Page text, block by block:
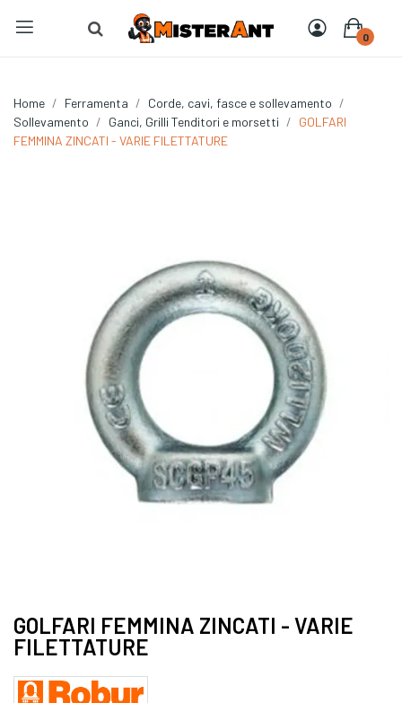
0
Home Ferramenta
Corde, cavi, fasce e sollevamento
Sollevamento
Ganci, Grilli Tenditori e morsetti
GOLFARI
FEMMINA ZINCATI - VARIE FILETTATURE
GOLFARI FEMMINA ZINCATI - VARIE
FILETTATURE